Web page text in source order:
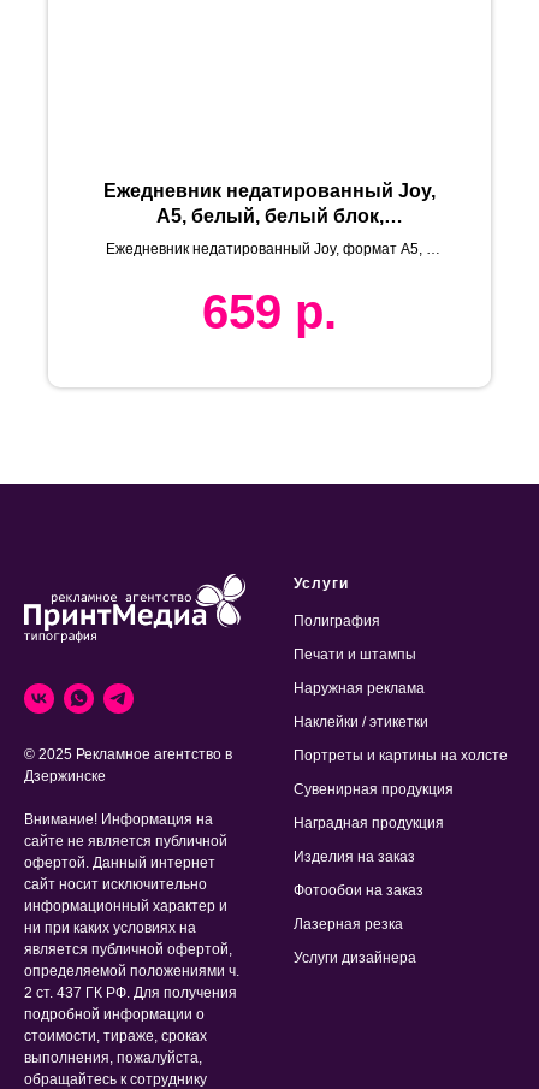
Ежедневник недатированный Joy,
А5, белый, белый блок,
серебряный обрез
Ежедневник недатированный Joy, формат А5, в
659 р.
© 2025 Рекламное агентство в
Дзержинске
Внимание! Информация на
сайте не является публичной
офертой. Данный интернет
сайт носит исключительно
информационный характер и
ни при каких условиях на
является публичной офертой,
определяемой положениями ч.
2 ст. 437 ГК РФ. Для получения
подробной информации о
стоимости, тираже, сроках
выполнения, пожалуйста,
обращайтесь к сотруднику
Услуги
Полиграфия
Печати и штампы
Наружная реклама
Наклейки / этикетки
Портреты и картины на холсте
Сувенирная продукция
Наградная продукция
Изделия на заказ
Фотообои на заказ
Лазерная резка
Услуги дизайнера